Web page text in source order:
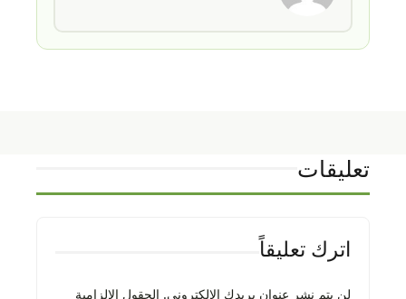
تعليقات
اترك تعليقاً
لن يتم نشر عنوان بريدك الإلكتروني. الحقول الإلزامية